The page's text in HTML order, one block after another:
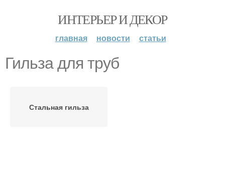
ИНТЕРЬЕР И ДЕКОР
главная новости статьи
Гильза для труб
Стальная гильза